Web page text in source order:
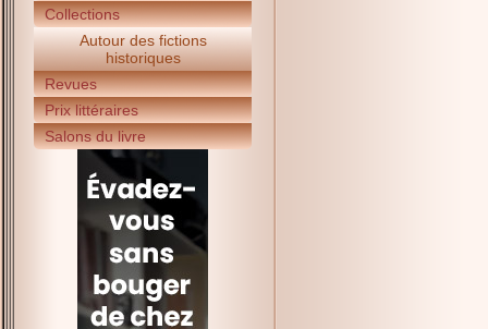
Collections
Autour des fictions
historiques
Revues
Prix littéraires
Salons du livre